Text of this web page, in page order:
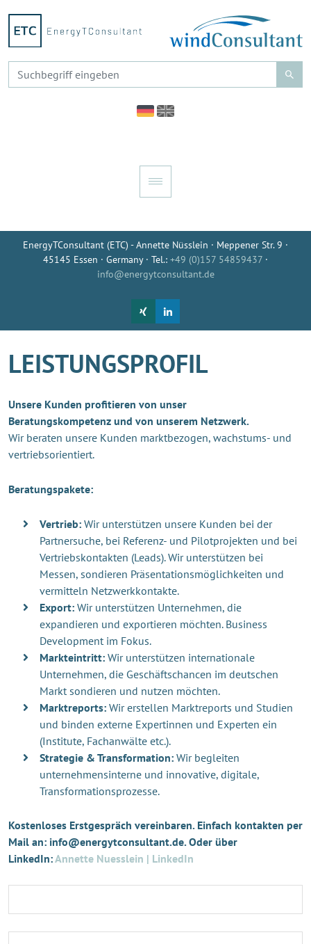
EnergyTConsultant (ETC) - Annette Nüsslein · Meppener Str. 9 ·
45145 Essen · Germany · Tel.: +49 (0)157 54859437 ·
info@energytconsultant.de
LEISTUNGSPROFIL
Unsere Kunden profitieren von unser
Beratungskompetenz und von unserem Netzwerk.
Wir beraten unsere Kunden marktbezogen, wachstums- und
vertriebsorientiert.
Beratungspakete:
Vertrieb: Wir unterstützen unsere Kunden bei der
Partnersuche, bei Referenz- und Pilotprojekten und bei
Vertriebskontakten (Leads). Wir unterstützen bei
Messen, sondieren Präsentationsmöglichkeiten und
vermitteln Netzwerkkontakte.
Export: Wir unterstützen Unternehmen, die
expandieren und exportieren möchten. Business
Development im Fokus.
Markteintritt: Wir unterstützen internationale
Unternehmen, die Geschäftschancen im deutschen
Markt sondieren und nutzen möchten.
Marktreports: Wir erstellen Marktreports und Studien
und binden externe Expertinnen und Experten ein
(Institute, Fachanwälte etc.).
Strategie & Transformation: Wir begleiten
unternehmensinterne und innovative, digitale,
Transformationsprozesse.
Kostenloses Erstgespräch vereinbaren. Einfach kontakten per
Mail an: info@energytconsultant.de. Oder über
LinkedIn:Annette Nuesslein | LinkedIn